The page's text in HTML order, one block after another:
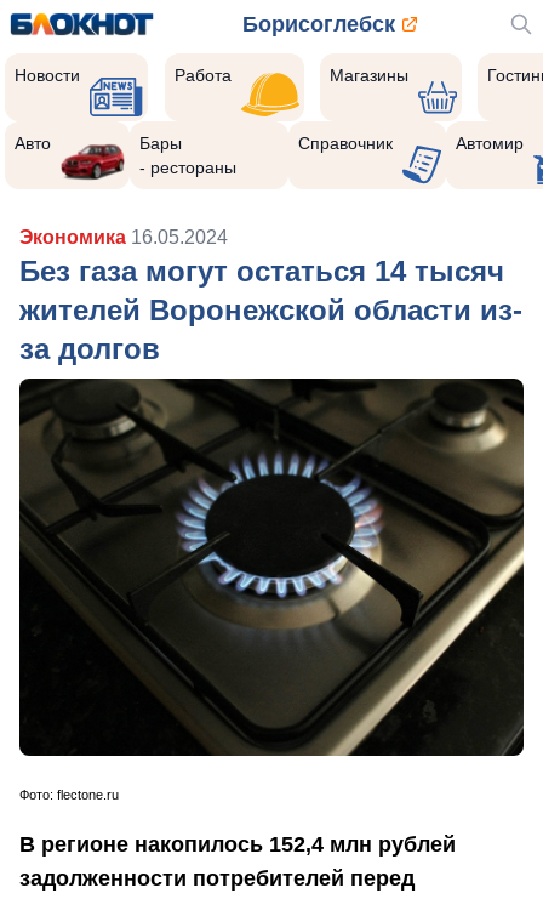
Борисоглебск
Новости Работа Магазины
Авто
Бары
- рестораны
Справочник Автомир
Экономика 16.05.2024
Без газа могут остаться 14 тысяч
жителей Воронежской области из-
за долгов
Фото: flectone.ru
В регионе накопилось 152,4 млн рублей
задолженности потребителей перед